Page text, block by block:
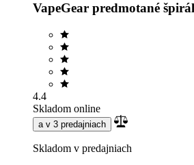
VapeGear predmotané
4.4
Skladom online
a v 3 predajniach
Skladom v predajniach